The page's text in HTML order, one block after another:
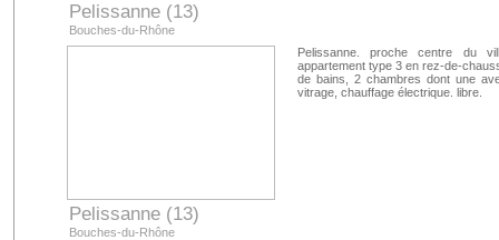
Pelissanne (13)
Bouches-du-Rhône
Pelissanne (13)
Bouches-du-Rhône
Pelissanne. proche centre du
appartement type 3 en rez-de-
de bains, 2 chambres dont une
vitrage, chauffage électrique. libre.